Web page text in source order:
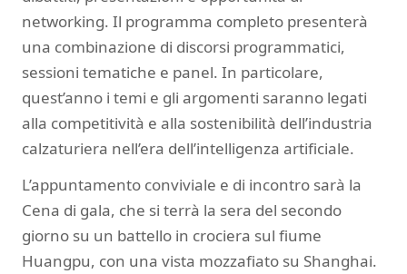
networking. Il programma completo presenterà
una combinazione di discorsi programmatici,
sessioni tematiche e panel. In particolare,
quest’anno i temi e gli argomenti saranno legati
alla competitività e alla sostenibilità dell’industria
calzaturiera nell’era dell’intelligenza artificiale.
L’appuntamento conviviale e di incontro sarà la
Cena di gala, che si terrà la sera del secondo
giorno su un battello in crociera sul fiume
Huangpu, con una vista mozzafiato su Shanghai.